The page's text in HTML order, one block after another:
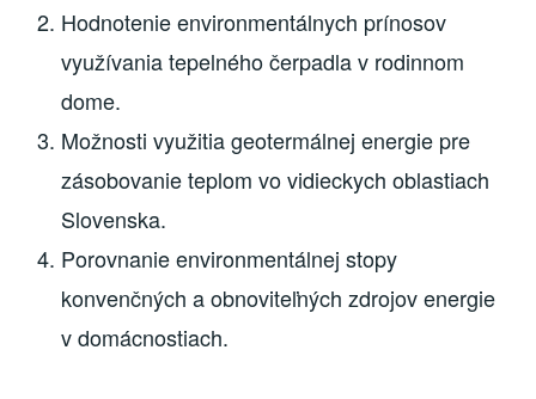
Hodnotenie environmentálnych prínosov
využívania tepelného čerpadla v rodinnom
dome.
Možnosti využitia geotermálnej energie pre
zásobovanie teplom vo vidieckych oblastiach
Slovenska.
Porovnanie environmentálnej stopy
konvenčných a obnoviteľných zdrojov energie
v domácnostiach.